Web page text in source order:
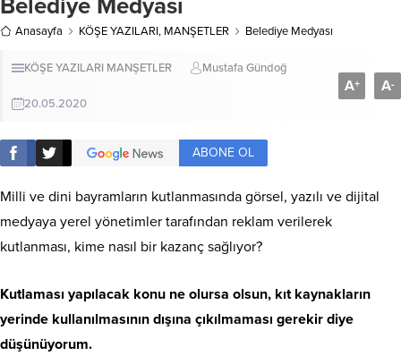
Belediye Medyası
Anasayfa KÖŞE YAZILARI, MANŞETLER Belediye Medyası
KÖŞE YAZILARI MANŞETLER Mustafa Gündoğ
20.05.2020
A+ A-
ABONE OL
Milli ve dini bayramların kutlanmasında görsel, yazılı ve dijital
medyaya yerel yönetimler tarafından reklam verilerek
kutlanması, kime nasıl bir kazanç sağlıyor?
Kutlaması yapılacak konu ne olursa olsun, kıt kaynakların
yerinde kullanılmasının dışına çıkılmaması gerekir diye
düşünüyorum.